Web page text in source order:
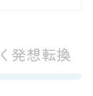
意発想転換